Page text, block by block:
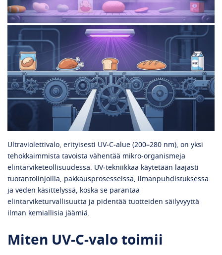
Ultraviolettivalo, erityisesti UV‑C‑alue (200–280 nm), on yksi
tehokkaimmista tavoista vähentää mikro-organismeja
elintarviketeollisuudessa. UV‑tekniikkaa käytetään laajasti
tuotantolinjoilla, pakkausprosesseissa, ilmanpuhdistuksessa
ja veden käsittelyssä, koska se parantaa
elintarviketurvallisuutta ja pidentää tuotteiden säilyvyyttä
ilman kemiallisia jäämiä.
Miten UV‑C‑valo toimii